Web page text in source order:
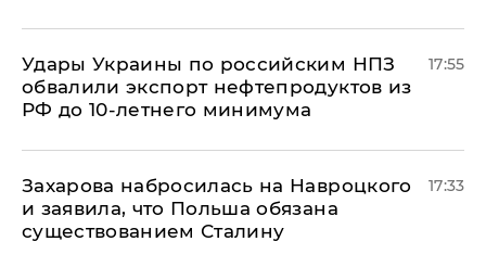
Удары Украины по российским НПЗ
обвалили экспорт нефтепродуктов из
РФ до 10-летнего минимума
17:55
​Захарова набросилась на Навроцкого
и заявила, что Польша обязана
существованием Сталину
17:33